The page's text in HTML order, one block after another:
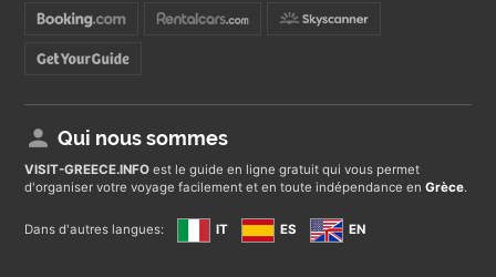
Qui nous sommes
VISIT-GREECE.INFO est le guide en ligne gratuit qui vous permet
d'organiser votre voyage facilement et en toute indépendance enGrèce.
Dans d'autres langues: IT ES EN